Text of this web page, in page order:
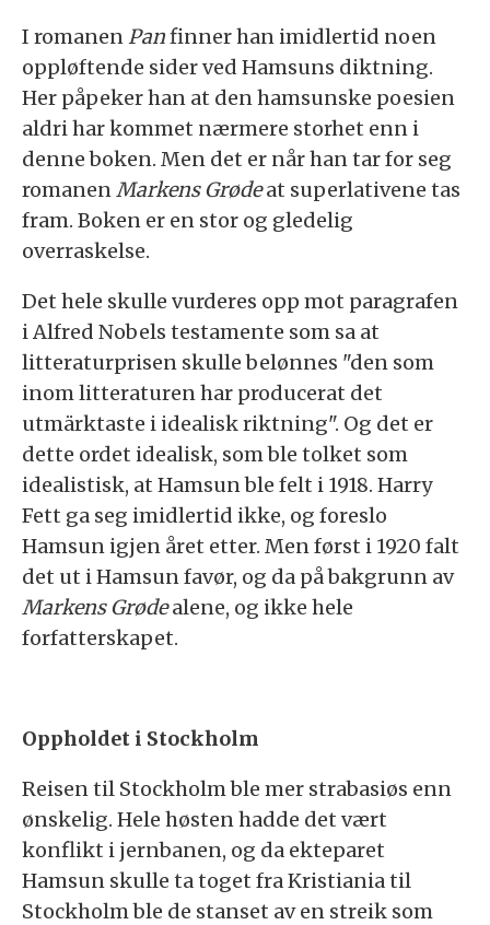
I romanenPanfinner han imidlertid noen
oppløftende sider ved Hamsuns diktning.
Her påpeker han at den hamsunske poesien
aldri har kommet nærmere storhet enn i
denne boken. Men det er når han tar for seg
romanenMarkens Grødeat superlativene tas
fram. Boken er en stor og gledelig
overraskelse.
Det hele skulle vurderes opp mot paragrafen
i Alfred Nobels testamente som sa at
litteraturprisen skulle belønnes "den som
inom litteraturen har producerat det
utmärktaste i idealisk riktning". Og det er
dette ordet idealisk, som ble tolket som
idealistisk, at Hamsun ble felt i 1918. Harry
Fett ga seg imidlertid ikke, og foreslo
Hamsun igjen året etter. Men først i 1920 falt
det ut i Hamsun favør, og da på bakgrunn av
Markens Grødealene, og ikke hele
forfatterskapet.
Oppholdet i Stockholm
Reisen til Stockholm ble mer strabasiøs enn
ønskelig. Hele høsten hadde det vært
konflikt i jernbanen, og da ekteparet
Hamsun skulle ta toget fra Kristiania til
Stockholm ble de stanset av en streik som